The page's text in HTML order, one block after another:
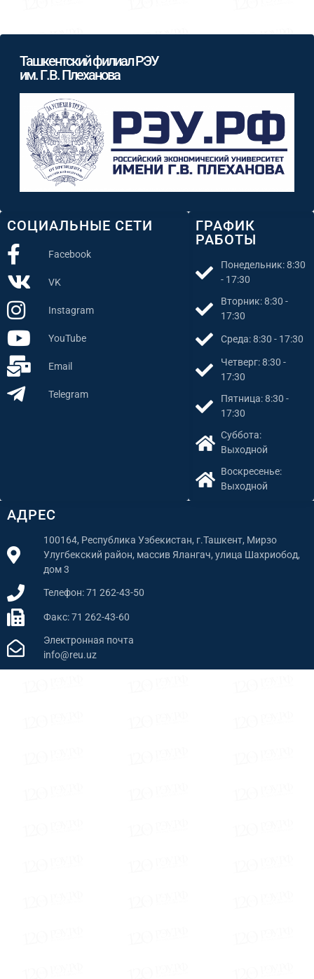
АДРЕС
100164, Республика Узбекистан, г.Ташкент, Мирзо
Улугбекский район, массив Ялангач, улица Шахриобод,
дом 3
Телефон: 71 262-43-50
Факс: 71 262-43-60
Электронная почта
info@reu.uz
ГРАФИК
РАБОТЫ
Понедельник: 8:30
- 17:30
Вторник: 8:30 -
17:30
Среда: 8:30 - 17:30
Четверг: 8:30 -
17:30
Пятница: 8:30 -
17:30
Суббота:
Выходной
Воскресенье:
Выходной
СОЦИАЛЬНЫЕ СЕТИ
Facebook
VK
Instagram
YouTube
Email
Telegram
Ташкентский филиал РЭУ
им. Г.В. Плеханова